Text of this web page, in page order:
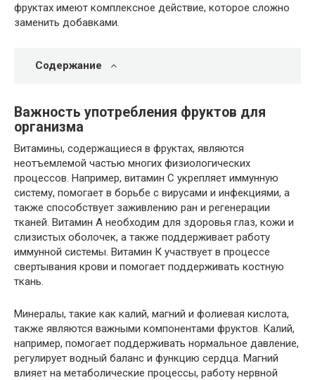
фруктах имеют комплексное действие, которое сложно
заменить добавками.
Содержание
Важность употребления фруктов для
организма
Витамины, содержащиеся в фруктах, являются
неотъемлемой частью многих физиологических
процессов. Например, витамин C укрепляет иммунную
систему, помогает в борьбе с вирусами и инфекциями, а
также способствует заживлению ран и регенерации
тканей. Витамин А необходим для здоровья глаз, кожи и
слизистых оболочек, а также поддерживает работу
иммунной системы. Витамин К участвует в процессе
свертывания крови и помогает поддерживать костную
ткань.
Минералы, такие как калий, магний и фолиевая кислота,
также являются важными компонентами фруктов. Калий,
например, помогает поддерживать нормальное давление,
регулирует водный баланс и функцию сердца. Магний
влияет на метаболические процессы, работу нервной